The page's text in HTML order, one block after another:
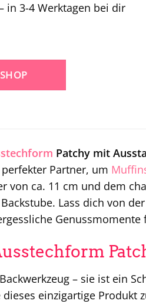
in 3-4 Werktagen bei dir
Patchy mit
Partner, um
von ca. 11 cm und dem
Lass dich von
Genussmomente
– sie ist ein
einzigartige Produkt